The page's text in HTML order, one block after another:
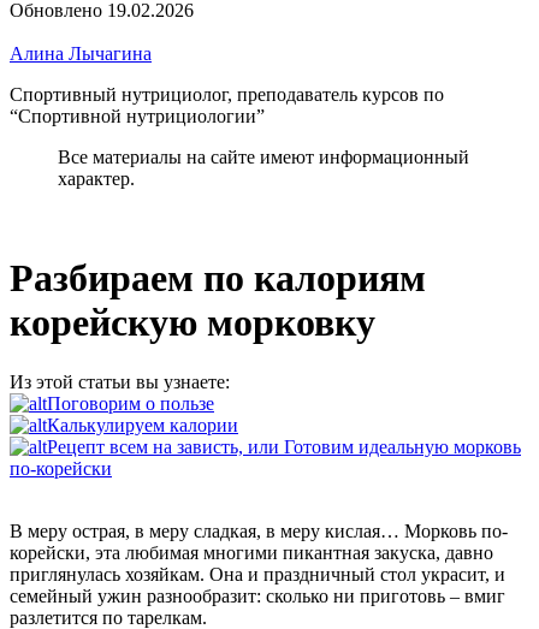
Обновлено 19.02.2026
Алина Лычагина
Спортивный нутрициолог, преподаватель курсов по
“Спортивной нутрициологии”
Все материалы на сайте имеют информационный
характер.
Разбираем по калориям
корейскую морковку
Из этой статьи вы узнаете:
Поговорим о пользе
Калькулируем калории
Рецепт всем на зависть, или Готовим идеальную морковь
по-корейски
В меру острая, в меру сладкая, в меру кислая… Морковь по-
корейски, эта любимая многими пикантная закуска, давно
приглянулась хозяйкам. Она и праздничный стол украсит, и
семейный ужин разнообразит: сколько ни приготовь – вмиг
разлетится по тарелкам.